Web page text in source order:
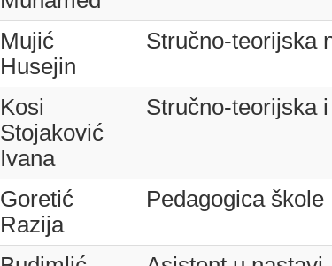
Mujić
Husejin
Stručno-teorijska
Kosi
Stojaković
Ivana
Stručno-teorijska
Goretić
Razija
Pedagogica škole